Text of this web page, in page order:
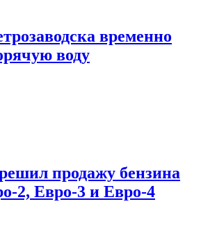
временно
воду
продажу бензина
2, Евро-3 и Евро-4